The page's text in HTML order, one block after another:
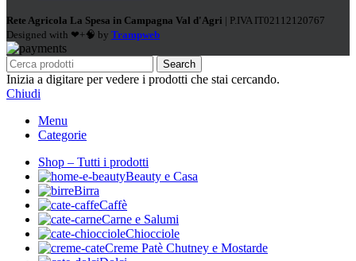
Rete Agricola La Spesa in Campagna Val d'Agri | P.IVA IT02112120767
Designed with ❤+🧠 by Trampweb
Search
Inizia a digitare per vedere i prodotti che stai cercando.
Chiudi
Menu
Categorie
Shop – Tutti i prodotti
Beauty e Casa
Birra
Caffè
Carne e Salumi
Chiocciole
Creme Patè Chutney e Mostarde